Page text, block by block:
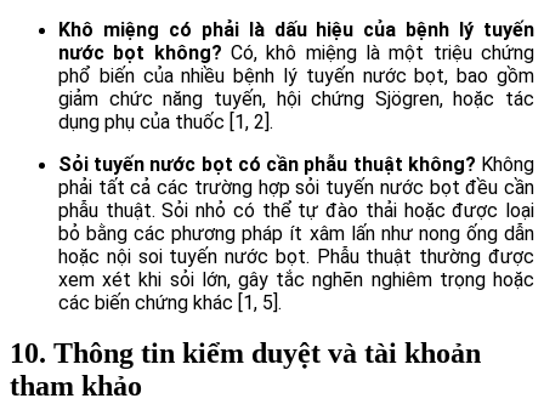
Khô miệng có phải là dấu hiệu của bệnh lý tuyến
nước bọt không? Có, khô miệng là một triệu chứng
phổ biến của nhiều bệnh lý tuyến nước bọt, bao gồm
giảm chức năng tuyến, hội chứng Sjögren, hoặc tác
dụng phụ của thuốc [1, 2].
Sỏi tuyến nước bọt có cần phẫu thuật không? Không
phải tất cả các trường hợp sỏi tuyến nước bọt đều cần
phẫu thuật. Sỏi nhỏ có thể tự đào thải hoặc được loại
bỏ bằng các phương pháp ít xâm lấn như nong ống dẫn
hoặc nội soi tuyến nước bọt. Phẫu thuật thường được
xem xét khi sỏi lớn, gây tắc nghẽn nghiêm trọng hoặc
các biến chứng khác [1, 5].
10. Thông tin kiểm duyệt và tài khoản
tham khảo